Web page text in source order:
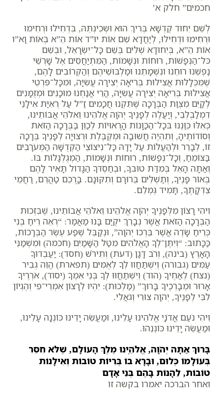
חכמים” חלק א’
לְשֵׁם יִחוּד קֻדְשָׁא בְּרִיךְ הוּא וּשְכִינְתֵּהּ, בִּדְחִילוּ וּרְחִימוּ
וּרְחִימוּ וּדְחִילוּ, לְיַחֲדָא שֵׁם אוֹת יוּ”ד אוֹת הֵ”א בְּאוֹת וָא”ו
אוֹת הֵ”א, בְּיִחוּדָא שְׁלִים בְּשֵׁם כָּל־יִשְׂרָאֵל, וּבְשֵׁם
כּל־הַנְּפָשׁוֹת, רוּחוֹת וּנְשָׁמוֹת, הַמִּתְיַחֲסִים אֶל שָׁרְשֵׁי
נַפְשֵׁנוּ רוּחֵנוּ ונִשְׁמָתֵנוּ וּמַלְבּוּשֵׁיהֶם וְהַקְּרוֹבִים לָהֶם,
שֶׁמִּכְּלָלוּת אֲצִילוּת בְּרִיאָה יְצִירָה עֲשִׂיָּה, וּמִכָּל־פִּרְטֵי
אֲצִילוּת בְּרִיאָה יְצִירָה עֲשִׂיָּה, הֲרֵי אֲנַחְנוּ מוּכָנִים וּמְזֻמָּנִים
לְקַיֵּם מִצְוַת הַבְּרָכָה שֶׁתִּקְנוּ חֲכָמִים זַ”ל עַל רְאִיַּת אִילָנֵי
דִמְלַבְלְבֵי, וְיַעֲלֶה לְפָנֶיךָ יְהֹוָה אֱלֹהֵינוּ וֵאלֹהֵי אֲבוֹתֵינוּ,
כְּאִלּוּ כִּוַּנְנוּ בּכָל־הַכַּוָּנוֹת הָֽרְאוּיוֹת לְכַוֵּן בַּבְּרָכָה הַזֹּאת
וְסוֹדוֹתֶיהָ, וְתִהְיֶה חֲשׁוּבָה וּמְקֻבֶּלֶת וּרְצוּיָה לְפָנֶיךָ בְּרָכָה
זוֹ, לְבָרֵר וּלְהַעֲלוֹת עַל יָדָהּ כָּל־נִיצוֹצֵי הַקְּדֻשָּׁה הַמְּעֹרָבִים
בַּצּוֹמֵחַ, וְכָל־נְפָשׁוֹת, רוּחוֹת וּנְשָׁמוֹת, הַמְגֻלְגָּלוֹת בּוֹ.
וְאַתָּה הָאֵל בְּמִדַּת טוּבךָ, וּבְחַסְדּךָ הַגָּדוֹל תָּאִיר לָהֶם
בְּאוֹר פָּנֶיךָ, וְתַשְׁלִים בֵּרוּרָם וְתִקּוּנָם. בָּֽרְכֵם טַהֲרֵם, רַחֲמֵי
צִדְקָתֶךָ, תָּמִיד גְּמְלֵם.
וִיהִי רָצוֹן מִלְּפָנֶיךָ יְהֹוָה אֱלֹהֵינוּ וֵאלֹהֵי אֲבוֹתֵינוּ, שֶׁבִּזְכוּת
הַבְּרָכָה הַזֹּאת אֲשֶׁר נְבָרֵךְ יקֻיַּם בָּנוּ מַאֲמַר: “רְאֵה רֵיחַ בְּנִי
כְּרֵיחַ שָׂדֶה אֲשֶׁר בֵּרְכוֹ יְהֹוָה”, וּנְקַבֵּל שֶׁפַע עֶשֶׂר הַבְּרָכוֹת,
כַּכָּתוּב: “וְיִתֶּן־לְךָ הָאֱלֹהִים מִטַּל הַשָּׁמַיִם (חכמה) וּמִשְׁמַנֵּי
הָאָרֶץ (בינה), וְרֹב דָּגָן (דעת) וְתִירֹשׁ (חסד): יַעַבְדוּךָ
עַמִּים (גבורה) וְיִשְׁתַּחֲווּ לְךָ לְאֻמִּים (תפארת) הֱוֵה גְבִיר
(נצח) לְאַחֶיךָ (הוד) וְיִשְׁתַּחֲוּוּ לְךָ בְּנֵי אִמֶּךָ (יסוד), אֹרְרֶיךָ
אָרוּר וּמְבָרְכֶיךָ בָּרוּךְ” (מַלְכוּת): יִהְיוּ לְרָצוֹן אִמְרֵי־פִי וְהֶגְיוֹן
לִבִּי לְפָנֶיךָ, יְהוָה צוּרִי וְגֹאֲלִי.
וִיהִי נֹעַם אֲדֹנָי אֱלֹהֵינוּ עָלֵינוּ, וּמַעֲשֵׂה יָדֵינוּ כּוֹנְנָה עָלֵינוּ,
וּמַעֲשֵׂה יָדֵינוּ כּוֹנְנֵהוּ.
בָּרוּךְ אַתָּה יְהֹוָה, אֱלֹהֵֽינוּ מֶלֶךְ הָעוֹלָם, שֶׁלֹּא חִסֵּר
בְּעוֹלָמוֹ כְּלוּם, וּבָרָא בוֹ בְּרִיוֹת טוֹבוֹת וְאִילָנוֹת
טוֹבוֹת, לֵהָנוֹת בָּהֶם בְּנֵי אָדָם
ואחר הברכה יאמרו בקשה זו